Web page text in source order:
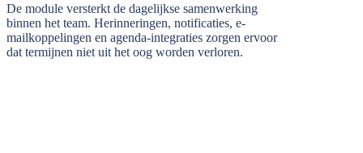
De module versterkt de dagelijkse samenwerking
binnen het team. Herinneringen, notificaties, e-
mailkoppelingen en agenda-integraties zorgen ervoor
dat termijnen niet uit het oog worden verloren.